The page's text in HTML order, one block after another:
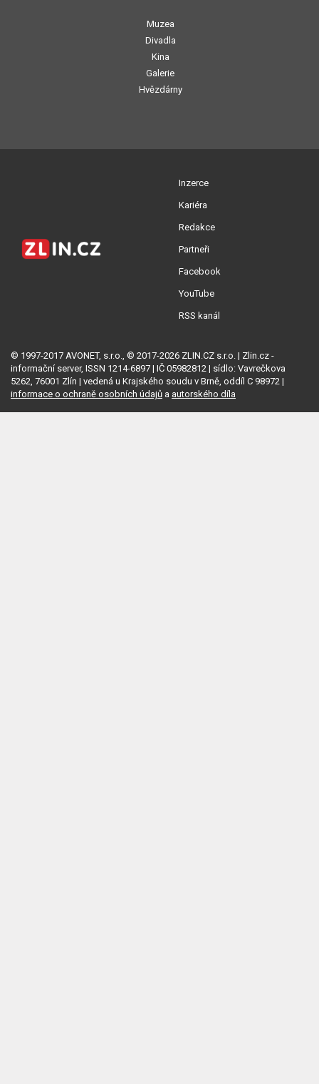
Muzea
Divadla
Kina
Galerie
Hvězdárny
Inzerce
Kariéra
Redakce
Partneři
Facebook
YouTube
RSS kanál
© 1997-2017 AVONET, s.r.o., © 2017-2026 ZLIN.CZ s.r.o. | Zlin.cz -
informační server, ISSN 1214-6897 | IČ 05982812 | sídlo: Vavrečkova
5262, 76001 Zlín | vedená u Krajského soudu v Brně, oddíl C 98972 |
informace o ochraně osobních údajů a autorského díla